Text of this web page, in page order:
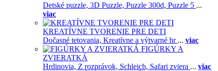
Detské puzzle, 3D Puzzle, Puzzle 300d, Puzzle 5 ...
viac
KREATÍVNE TVORENIE PRE DETI
Dočasné tetovania, Kreatívne a výtvarné hr ... viac
FIGÚRKY A
ZVIERATKÁ
Hrdinovia, Z rozprávok, Schleich, Safari zviera ... viac